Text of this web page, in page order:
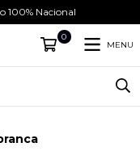
100% Nacional
0
MENU